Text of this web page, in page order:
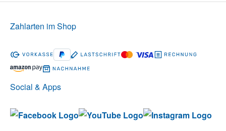
Social & Apps
Zahlarten im Shop